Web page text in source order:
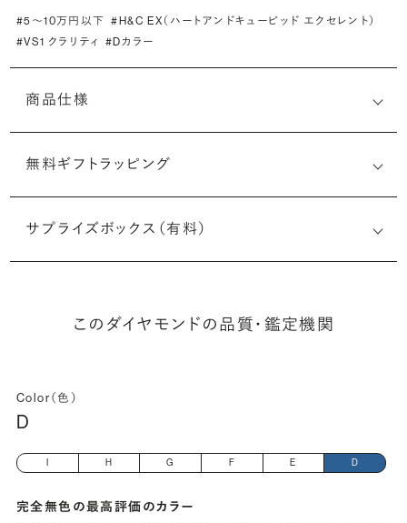
#5〜10万円以下 #H&C EX（ハートアンドキューピッド エクセレント）
#VS1 クラリティ
#Dカラー
商品仕様
無料ギフトラッピング
サプライズボックス（有料）
このダイヤモンドの品質・鑑定機関
Color（色）
D
H G F E D
完全無色の最高評価のカラー